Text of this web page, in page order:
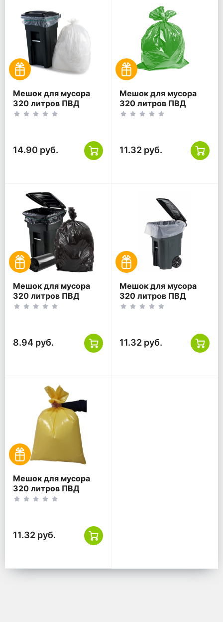
Мешок для мусора
320 литров ПВД
120*135 прозрачный
14.90 руб.
Мешок для мусора
320 литров ПВД
118*133 зеленый ТУ
11.32 руб.
Мешок для мусора
320 литров ПВД
120*135 черный ГОСТ
8.94 руб.
Мешок для мусора
320 литров ПВД
118*133 прозрачный
11.32 руб.
Мешок для мусора
320 литров ПВД
118*133 желтый ТУ
11.32 руб.